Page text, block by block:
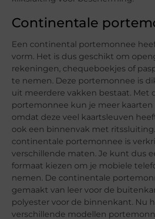
Continentale
Een continental portemonnee
vorm. Het is dus geschikt om
rekeningen, chequeboekjes of
te nemen. Deze portemonnee is
uit meerdere vakken bestaat. Met
portemonnee kun je meer
omdat deze veel kaartsleuven
ook een binnenvak met
continentale portemonnee is
verschillende maten. Je kunt dus
formaat kiezen om je mobiele
nemen. De continentale
gemaakt van leer voor de
polyester voor de binnenkant. Nu
verschillende modellen